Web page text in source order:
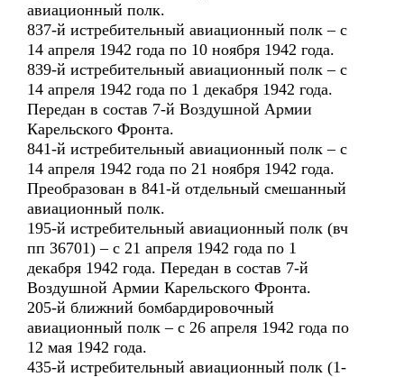
авиационный полк.
837-й истребительный авиационный полк – с
14 апреля 1942 года по 10 ноября 1942 года.
839-й истребительный авиационный полк – с
14 апреля 1942 года по 1 декабря 1942 года.
Передан в состав 7-й Воздушной Армии
Карельского Фронта.
841-й истребительный авиационный полк – с
14 апреля 1942 года по 21 ноября 1942 года.
Преобразован в 841-й отдельный смешанный
авиационный полк.
195-й истребительный авиационный полк (вч
пп 36701) – с 21 апреля 1942 года по 1
декабря 1942 года. Передан в состав 7-й
Воздушной Армии Карельского Фронта.
205-й ближний бомбардировочный
авиационный полк – с 26 апреля 1942 года по
12 мая 1942 года.
435-й истребительный авиационный полк (1-